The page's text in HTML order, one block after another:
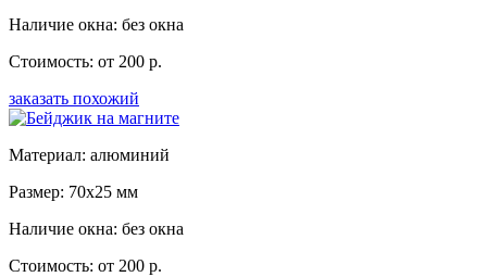
Наличие окна: без окна
Стоимость: от 200 р.
заказать похожий
Материал: алюминий
Размер: 70x25 мм
Наличие окна: без окна
Стоимость: от 200 р.